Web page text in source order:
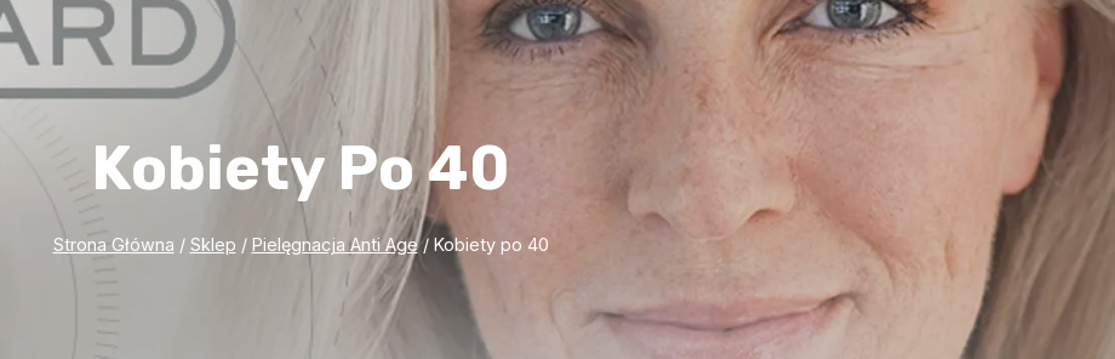
Kobiety Po 40
Strona Główna / Sklep / Pielęgnacja Anti Age / Kobiety po 40